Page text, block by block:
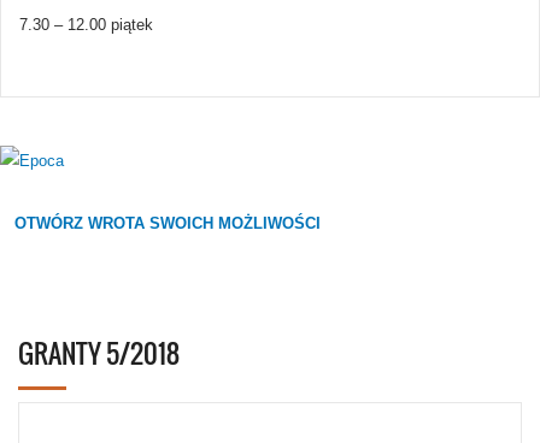
7.30 – 12.00 piątek
OTWÓRZ WROTA SWOICH MOŻLIWOŚCI
GRANTY 5/2018